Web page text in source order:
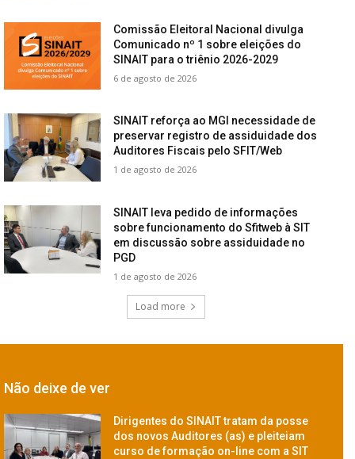
Comissão Eleitoral Nacional divulga
Comunicado nº 1 sobre eleições do
SINAIT para o triênio 2026-2029
6 de agosto de 2026
SINAIT reforça ao MGI necessidade de
preservar registro de assiduidade dos
Auditores Fiscais pelo SFIT/Web
1 de agosto de 2026
SINAIT leva pedido de informações
sobre funcionamento do Sfitweb à SIT
em discussão sobre assiduidade no
PGD
1 de agosto de 2026
Load more
Não deixe de ver
Dirigentes do SINAIT tratam da posse
dos novos Auditores (as) e pleiteiam
curso de formação on-line com a SIT